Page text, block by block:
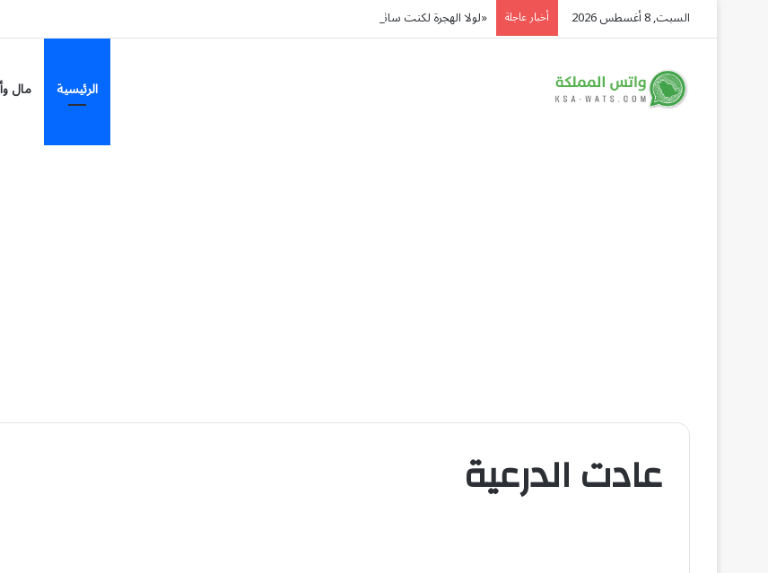
السبت, 8 أغسطس 2026 أخبار عاجلة «لولا الهجرة لكنت سائق تاكسي».. تصريحات مرشح الشيوخ الأميركي عبدالرحمن السيد تشعل غضباً في مصر
الرئيسية مال
عادت الدرعية